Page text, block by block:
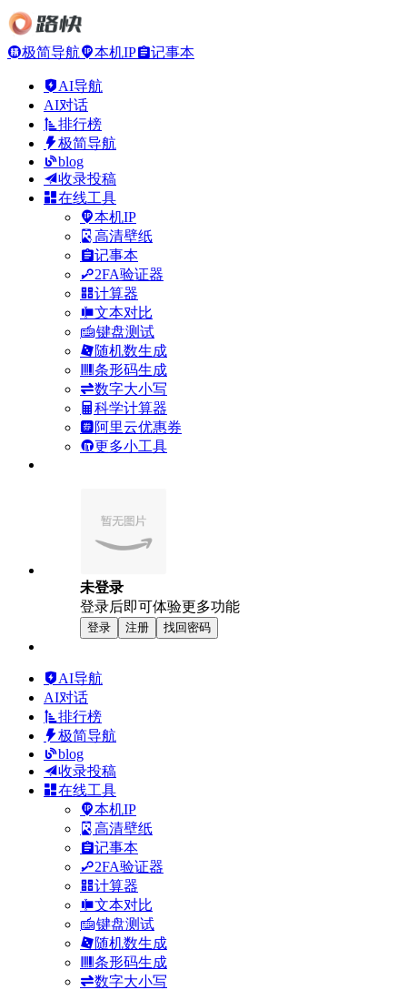
极简导航 本机IP 记事本
AI导航
AI对话
排行榜
极简导航
blog
收录投稿
在线工具
本机IP
高清壁纸
记事本
2FA验证器
计算器
文本对比
键盘测试
随机数生成
条形码生成
数字大小写
科学计算器
阿里云优惠券
更多小工具
未登录
登录后即可体验更多功能
登录 注册 找回密码
AI导航
AI对话
排行榜
极简导航
blog
收录投稿
在线工具
本机IP
高清壁纸
记事本
2FA验证器
计算器
文本对比
键盘测试
随机数生成
条形码生成
数字大小写